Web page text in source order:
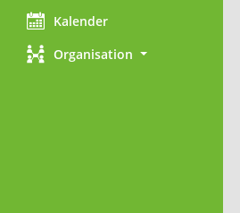
Kalender
Organisation